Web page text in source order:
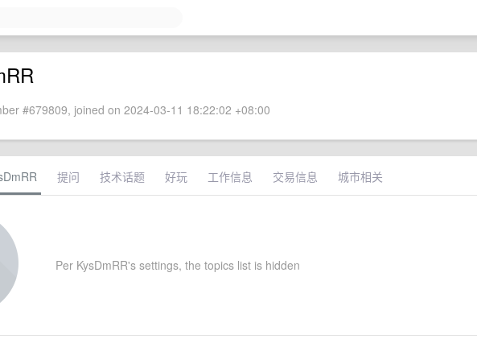
#679809, joined on 2024-03-11 18:22:02 +08:00
提问 技术话题 好玩 工作信息 交易信息 城市相关
Per KysDmRR's settings, the topics list is hidden